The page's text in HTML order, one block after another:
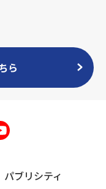
ら
パブリシティ